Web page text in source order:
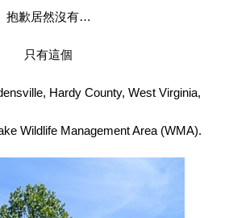
抱歉居然沒有…
只有這個
Hardy County, West Virginia,
Wildlife Management Area (WMA).